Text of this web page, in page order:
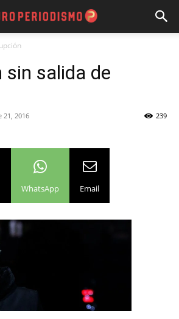
sin salida de
21, 2016 239
WhatsApp Email